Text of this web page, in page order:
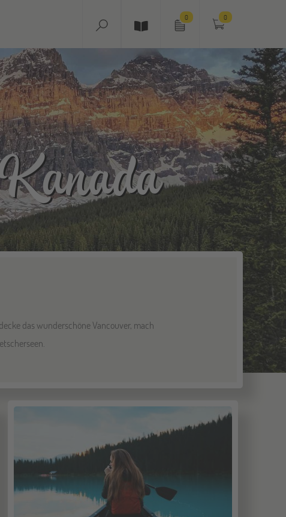
0 0
das wunderschöne Vancouver, mach